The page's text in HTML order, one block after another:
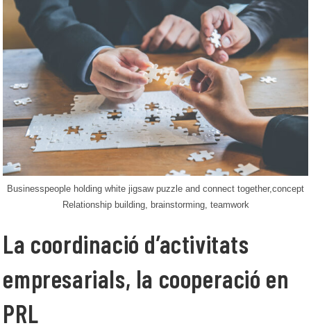
Businesspeople holding white jigsaw puzzle and connect together,concept
Relationship building, brainstorming, teamwork
La coordinació d’activitats
empresarials, la cooperació en
PRL